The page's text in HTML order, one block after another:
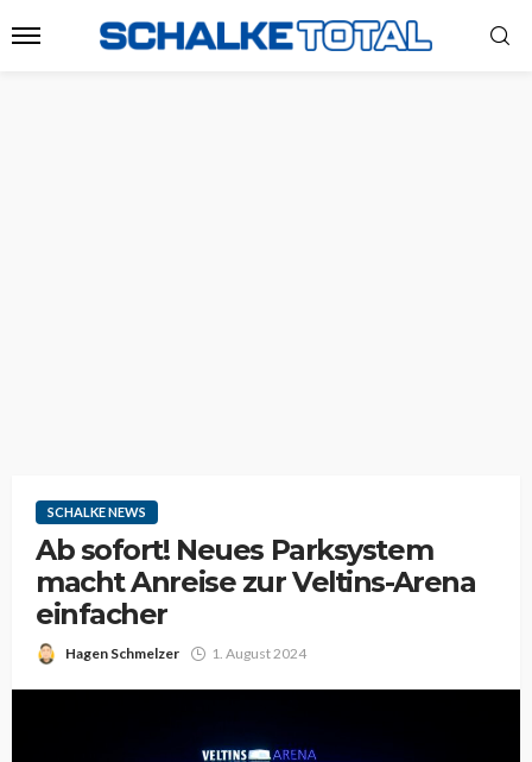
SCHALKE NEWS
Ab sofort! Neues Parksystem
macht Anreise zur Veltins-Arena
einfacher
Hagen Schmelzer 1. August 2024